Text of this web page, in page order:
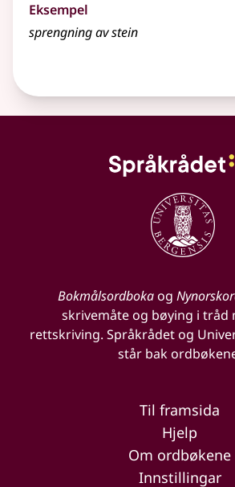
Eksempel
sprengning av stein
Bokmålsordbokaog
skrivemåte og bøying i tråd
rettskriving. Språkrådet og
står bak
Til framsida
Hjelp
Om ordbøkene
Innstillingar